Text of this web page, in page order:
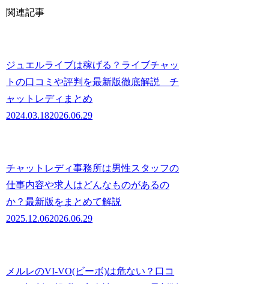
関連記事
ジュエルライブは稼げる？ライブチャッ
トの口コミや評判を最新版徹底解説 チ
ャットレディまとめ
2024.03.182026.06.29
チャットレディ事務所は男性スタッフの
仕事内容や求人はどんなものがあるの
か？最新版をまとめて解説
2025.12.062026.06.29
メルレのVI-VO(ビーボ)は危ない？口コ